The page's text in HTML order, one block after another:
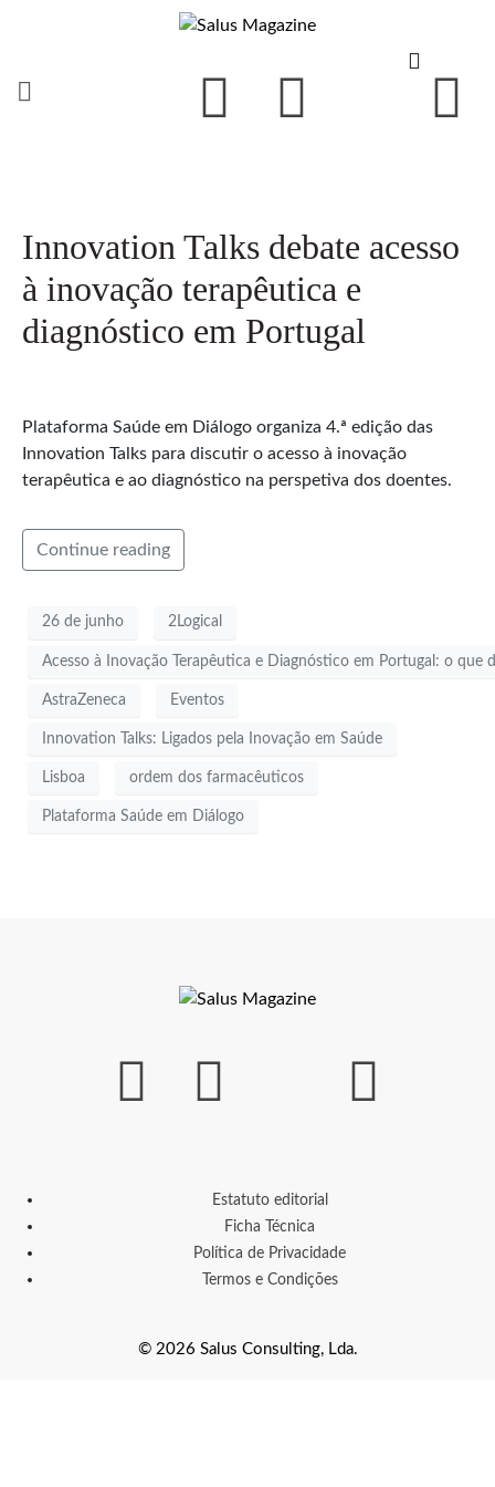
Innovation Talks debate acesso
à inovação terapêutica e
diagnóstico em Portugal
Plataforma Saúde em Diálogo organiza 4.ª edição das
Innovation Talks para discutir o acesso à inovação
terapêutica e ao diagnóstico na perspetiva dos doentes.
Continue reading
26 de junho 2Logical
Acesso à Inovação Terapêutica e Diagnóstico em Portugal: o que
AstraZeneca Eventos
Innovation Talks: Ligados pela Inovação em Saúde
Lisboa ordem dos farmacêuticos
Plataforma Saúde em Diálogo
Estatuto editorial
Ficha Técnica
Política de Privacidade
Termos e Condições
© 2026 Salus Consulting, Lda.